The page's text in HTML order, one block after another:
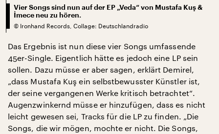
Vier Songs sind nun auf der EP „Veda“ von Mustafa Kuş &
İmece neu zu hören.
© Ironhand Records, Collage: Deutschlandradio
Das Ergebnis ist nun diese vier Songs umfassende
45er-Single. Eigentlich hätte es jedoch eine LP sein
sollen. Dazu müsse er aber sagen, erklärt Demirel,
„dass Mustafa Kuş ein selbstbewusster Künstler ist,
der seine vergangenen Werke kritisch betrachtet“.
Augenzwinkernd müsse er hinzufügen, dass es nicht
leicht gewesen sei, Tracks für die LP zu finden. „Die
Songs, die wir mögen, mochte er nicht. Die Songs,